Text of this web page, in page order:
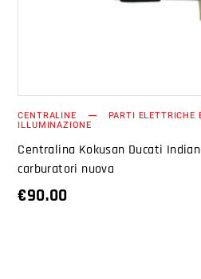
CENTRALINE PARTI ELETTRICHE
ILLUMINAZIONE
Centralina Kokusan Ducati
carburatori nuova
€90.00